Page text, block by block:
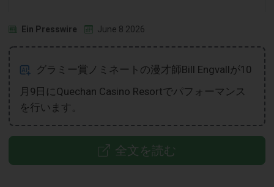
Ein Presswire June 8 2026
グラミー賞ノミネートの漫才師Bill Engvallが10
月9日にQuechan Casino Resortでパフォーマンス
を行います。
全文を読む